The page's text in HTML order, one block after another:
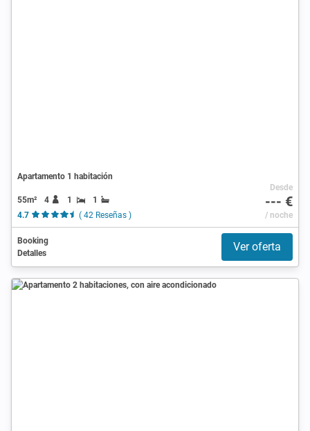
Apartamento 1 habitación
55m² 4 1
1
4.7
( 42 Reseñas )
Desde
--- €
/ noche
Booking
Detalles
Ver oferta